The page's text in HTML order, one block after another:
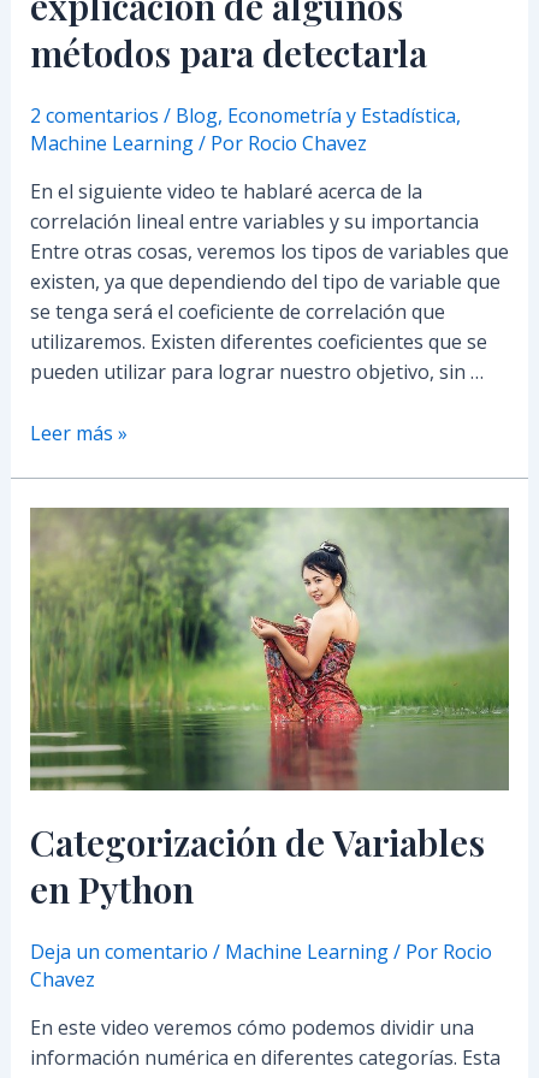
métodos para detectarla
2 comentarios / Blog, Econometría y Estadística,
Machine Learning/ Por Rocio Chavez
En el siguiente video te hablaré acerca de la
correlación lineal entre variables y su importancia
Entre otras cosas, veremos los tipos de variables que
existen, ya que dependiendo del tipo de variable que
se tenga será el coeficiente de correlación que
utilizaremos. Existen diferentes coeficientes que se
pueden utilizar para lograr nuestro objetivo, sin …
Leer más »
Categorización de Variables
en Python
Deja un comentario / Machine Learning/ Por Rocio
Chavez
En este video veremos cómo podemos dividir una
información numérica en diferentes categorías. Esta
Categorización
de
Variables
en
Python